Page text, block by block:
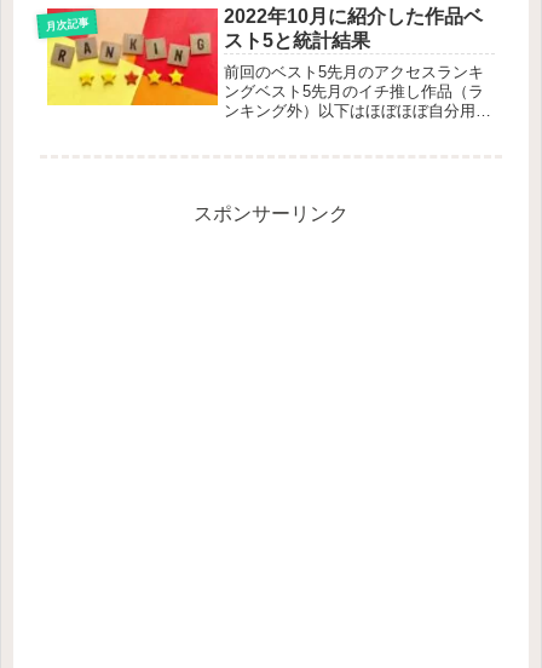
作品を下に追加していき、新しくお気
に入り登録した作品には分かりやすい
よ...
月次記事
2022年10月に紹介した作品ベ
スト5と統計結果
前回のベスト5先月のアクセスランキ
ングベスト5先月のイチ推し作品（ラ
ンキング外）以下はほぼほぼ自分用で
スポンサーリンク